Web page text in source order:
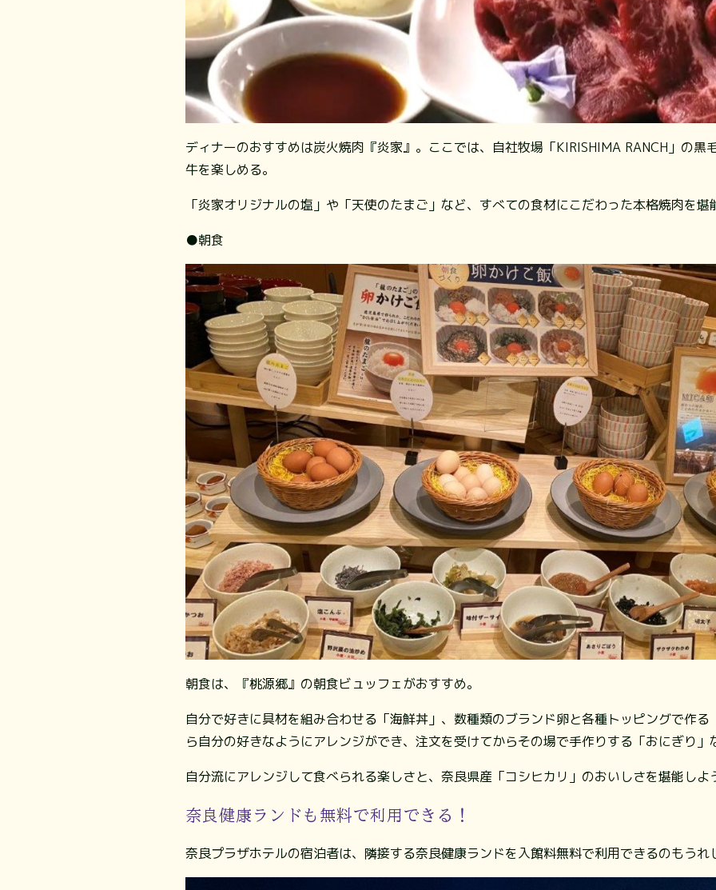
ディナーのおすすめは炭火焼肉『炎家』。ここでは、自社牧場「KIRISHIMA RANCH」の黒
牛を楽しめる。
「炎家オリジナルの塩」や「天使のたまご」など、すべての食材にこだわった本格焼肉を堪
●朝食
朝食は、『桃源郷』の朝食ビュッフェがおすすめ。
自分で好きに具材を組み合わせる「海鮮丼」、数種類のブランド卵と各種トッピングで作
ら自分の好きなようにアレンジができ、注文を受けてからその場で手作りする「おにぎり」
自分流にアレンジして食べられる楽しさと、奈良県産「コシヒカリ」のおいしさを堪能しよ
奈良健康ランドも無料で利用できる！
奈良プラザホテルの宿泊者は、隣接する奈良健康ランドを入館料無料で利用できるのもうれ